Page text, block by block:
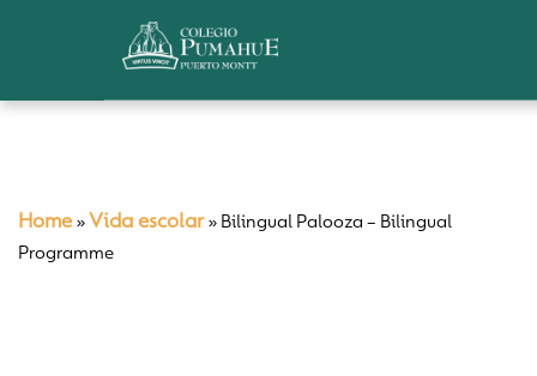
Home » Vida escolar» Bilingual Palooza – Bilingual
Programme